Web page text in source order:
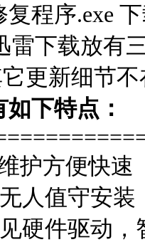
复程序.exe
雷下载放有
更新细节
下特点：
护方便快速
人值守安装
硬件驱动